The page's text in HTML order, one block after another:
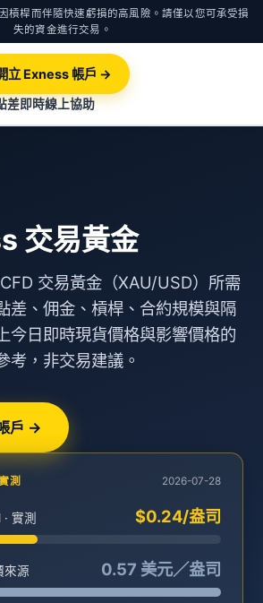
槓桿而伴隨快速虧損的高風險。請僅以您可承受損
失的資金進行交易。
差即時線上協助
立 Exness 帳戶 →
交易黃金
交易黃金（XAU/USD）所需
、佣金、槓桿、合約規模與隔
日即時現貨價格與影響價格的
考，非交易建議。
戶 →
測 2026-07-28
實測 $0.24/盎司
來源 0.57 美元／盎司